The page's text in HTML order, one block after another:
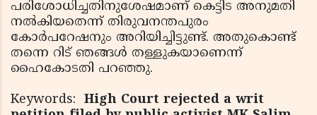
പരിശോധിച്ചതിനുശേഷമാണ് കെട്ടിട അനുമതി
നല്‍കിയതെന്ന് തിരുവനന്തപുരം
കോര്‍പറേഷനും അറിയിച്ചിട്ടുണ്ട്. അതുകൊണ്ട്
തന്നെ റിട് ഞങ്ങള്‍ തള്ളുകയാണെന്ന്
ഹൈകോടതി പറഞ്ഞു.
Keywords: High Court rejected a writ